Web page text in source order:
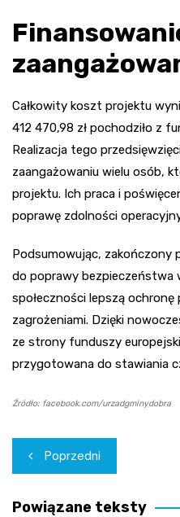
Całkowity koszt projektu
412 470,98 zł pochodziło z
Realizacja tego
zaangażowaniu wielu osób,
projektu. Ich praca i
poprawę zdolności
Podsumowując, zakończony
do poprawy bezpieczeństwa
społeczności lepszą
zagrożeniami. Dzięki
ze strony funduszy
przygotowana do stawiania
Źródło: facebook.com/urzadgminydobra
Nawigacja
wpisu
Poprzedni
Powiązane teksty